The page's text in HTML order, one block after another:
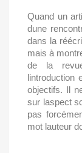
Quand un
dune
dans la
mais à
de la
objectifs. Il
sur laspect
pas
mot lauteur